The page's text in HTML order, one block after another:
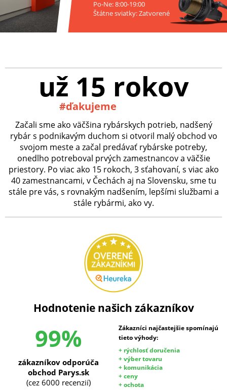
Po-Ne: 8:00-19:00
Štátne sviatky: Zatvorené
už 15 rokov
#ďakujeme
Začali sme ako väčšina rybárskych potrieb, nadšený
rybár s podnikavým duchom si otvoril malý obchod vo
svojom meste a začal predávať rybárske potreby,
onedlho potreboval prvých zamestnancov a väčšie
priestory. Po viac ako 15 rokoch, 3 sťahovaní, s viac ako
40 zamestnancami, v Čechách aj na Slovensku, sme tu
stále pre vás, s rovnakým nadšením, lepšími službami a
stále rybármi, ako vy.
Hodnotenie našich zákazníkov
99%
Zákazníci najčastejšie spomínajú
tieto výhody:
+ rýchlosť doručenia
+ výber tovaru
+ komunikácia
+ ceny
+ ochota
zákazníkov odporúča
obchod Parys.sk
(cez 6000 recenzií)